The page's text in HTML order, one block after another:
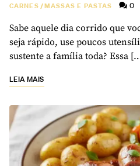
CARNES/MASSAS E PASTAS 0
Sabe aquele dia corrido que
seja rápido, use poucos
sustente a família toda? Essa
LEIA MAIS